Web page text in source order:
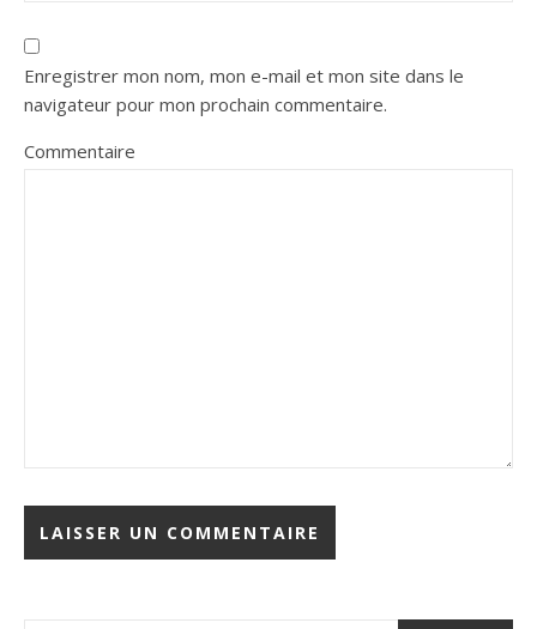
Enregistrer mon nom, mon e-mail et mon site dans le
navigateur pour mon prochain commentaire.
Commentaire